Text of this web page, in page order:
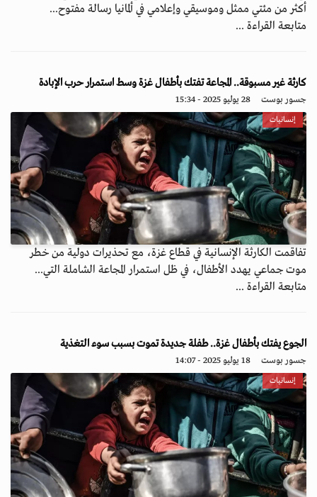
أكثر من مئتي ممثل وموسيقي وإعلامي في ألمانيا رسالة مفتوح...
متابعة القراءة ...
كارثة غير مسبوقة.. المجاعة تفتك بأطفال غزة وسط استمرار حرب الإبادة
جسور بوست 28 يوليو 2025 - 15:34
إنسانيات
تفاقمت الكارثة الإنسانية في قطاع غزة، مع تحذيرات دولية من خطر
موت جماعي يهدد الأطفال، في ظل استمرار المجاعة الشاملة التي...
متابعة القراءة ...
الجوع يفتك بأطفال غزة.. طفلة جديدة تموت بسبب سوء التغذية
جسور بوست 18 يوليو 2025 - 14:07
إنسانيات